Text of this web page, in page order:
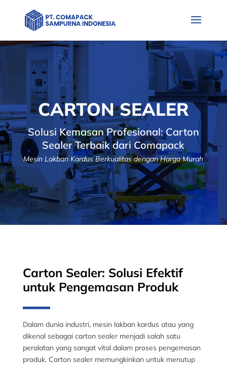
CARTON SEALER
Solusi Kemasan Profesional: Carton
Sealer Terbaik dari Comapack
Mesin Lakban Kardus Berkualitas dengan Harga Murah
Carton Sealer: Solusi Efektif
untuk Pengemasan Produk
Dalam dunia industri, mesin lakban kardus atau yang
dikenal sebagai carton sealer menjadi salah satu
peralatan yang sangat vital dalam proses pengemasan
produk. Carton sealer memungkinkan untuk menutup